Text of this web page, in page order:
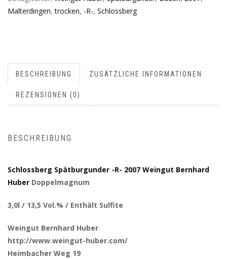
Malterdingen,trocken, -R-, Schlossberg
BESCHREIBUNG ZUSÄTZLICHE INFORMATIONEN
REZENSIONEN (0)
BESCHREIBUNG
Schlossberg Spätburgunder -R- 2007 Weingut Bernhard
Huber Doppelmagnum
3,0l / 13,5 Vol.% / Enthält Sulfite
Weingut Bernhard Huber
http://www.weingut-huber.com/
Heimbacher Weg 19